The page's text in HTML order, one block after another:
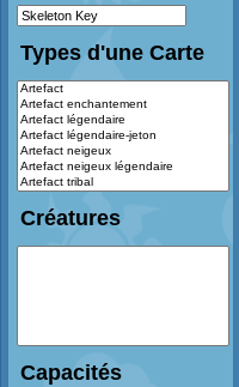
Types d'une Carte
Créatures
Capacités